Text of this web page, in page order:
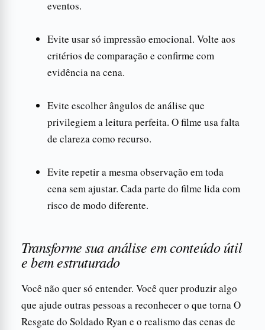
eventos.
Evite usar só impressão emocional. Volte aos
critérios de comparação e confirme com
evidência na cena.
Evite escolher ângulos de análise que
privilegiem a leitura perfeita. O filme usa falta
de clareza como recurso.
Evite repetir a mesma observação em toda
cena sem ajustar. Cada parte do filme lida com
risco de modo diferente.
Transforme sua análise em conteúdo útil
e bem estruturado
Você não quer só entender. Você quer produzir algo
que ajude outras pessoas a reconhecer o que torna O
Resgate do Soldado Ryan e o realismo das cenas de